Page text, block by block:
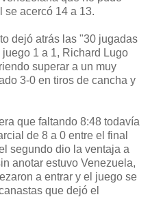
se acercó 14 a 13.
dejó atrás las "30 jugadas
1 a 1, Richard Lugo
superar a un muy
3-0 en tiros de cancha y
que faltando 8:48 todavía
de 8 a 0 entre el final
segundo dio la ventaja a
anotar estuvo Venezuela,
a entrar y el juego se
que dejó el